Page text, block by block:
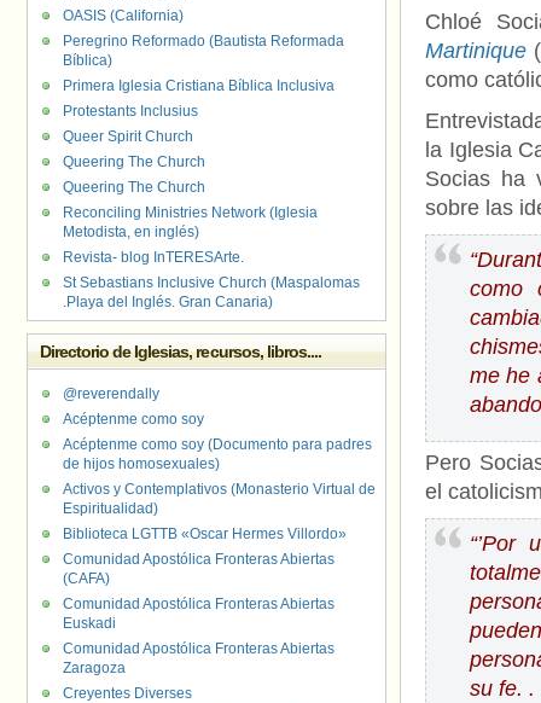
Chloé
Martinique (
como
la Iglesia
Socias ha
sobre las
como
me he
Pero
el
“’Por
su fe. .
OASIS (California)
Peregrino Reformado (Bautista Reformada
Bíblica)
Primera Iglesia Cristiana Bíblica Inclusiva
Protestants Inclusius
Queer Spirit Church
Queering The Church
Queering The Church
Reconciling Ministries Network (Iglesia
Metodista, en inglés)
Revista- blog InTERESArte.
St Sebastians Inclusive Church (Maspalomas
.Playa del Inglés. Gran Canaria)
Directorio de Iglesias, recursos, libros....
@reverendally
Acéptenme como soy
Acéptenme como soy (Documento para padres
de hijos homosexuales)
Activos y Contemplativos (Monasterio Virtual de
Espiritualidad)
Biblioteca LGTTB «Oscar Hermes Villordo»
Comunidad Apostólica Fronteras Abiertas
(CAFA)
Comunidad Apostólica Fronteras Abiertas
Euskadi
Comunidad Apostólica Fronteras Abiertas
Zaragoza
Creyentes Diverses